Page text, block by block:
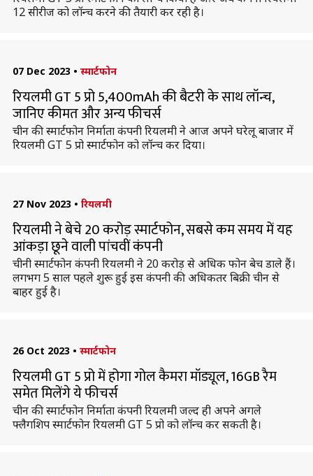
12 सीरीज को लॉन्च करने की तैयारी कर रही है।
07 Dec 2023 • स्मार्टफोन
रियलमी GT 5 प्रो 5,400mAh की बैटरी के साथ लॉन्च,
जानिए कीमत और अन्य फीचर्स
चीन की स्मार्टफोन निर्माता कंपनी रियलमी ने आज अपने घरेलू बाजार में
रियलमी GT 5 प्रो स्मार्टफोन को लॉन्च कर दिया।
27 Nov 2023 • रियलमी
रियलमी ने बेचे 20 करोड़ स्मार्टफोन, सबसे कम समय में यह
आंकड़ा छूने वाली पांचवीं कंपनी
चीनी स्मार्टफोन कंपनी रियलमी ने 20 करोड़ से अधिक फोन बेच डाले हैं।
लगभग 5 साल पहले शुरू हुई इस कंपनी की अधिकतर बिक्री चीन से
बाहर हुई है।
26 Oct 2023 • स्मार्टफोन
रियलमी GT 5 प्रो में होगा गोल कैमरा मॉड्यूल, 16GB रैम
समेत मिलेंगे ये फीचर्स
चीन की स्मार्टफोन निर्माता कंपनी रियलमी जल्द ही अपने अगले
फ्लैगशिप स्मार्टफोन रियलमी GT 5 प्रो को लॉन्च कर सकती है।